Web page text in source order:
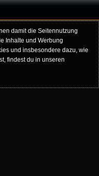
damit die Seitennutzung
Inhalte und Werbung
und insbesondere dazu, wie
findest du in unseren